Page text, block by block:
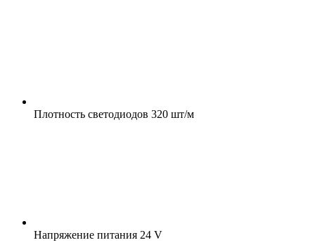
Плотность светодиодов 320 шт/м
Напряжение питания 24 V